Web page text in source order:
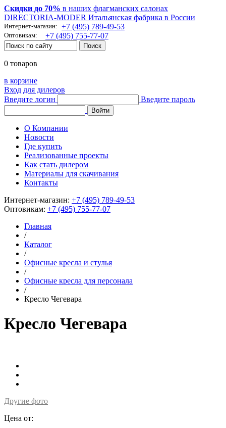
Скидки до 70% в наших флагманских салонах
DIRECTORIA-MODER Итальянская фабрика в России
Интернет-магазин: +7 (495) 789-49-53
Оптовикам: +7 (495) 755-77-07
0 товаров
в корзине
Вход для дилеров
Введите логин
Введите пароль
О Компании
Новости
Где купить
Реализованные проекты
Как стать дилером
Материалы для скачивания
Контакты
Интернет-магазин: +7 (495) 789-49-53
Оптовикам: +7 (495) 755-77-07
Главная
/
Каталог
/
Офисные кресла и стулья
/
Офисные кресла для персонала
/
Кресло Чегевара
Кресло Чегевара
Другие фото
Цена от: